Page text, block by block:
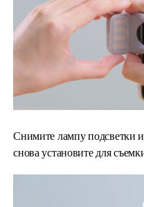
Снимите лампу подсветки и
снова установите для